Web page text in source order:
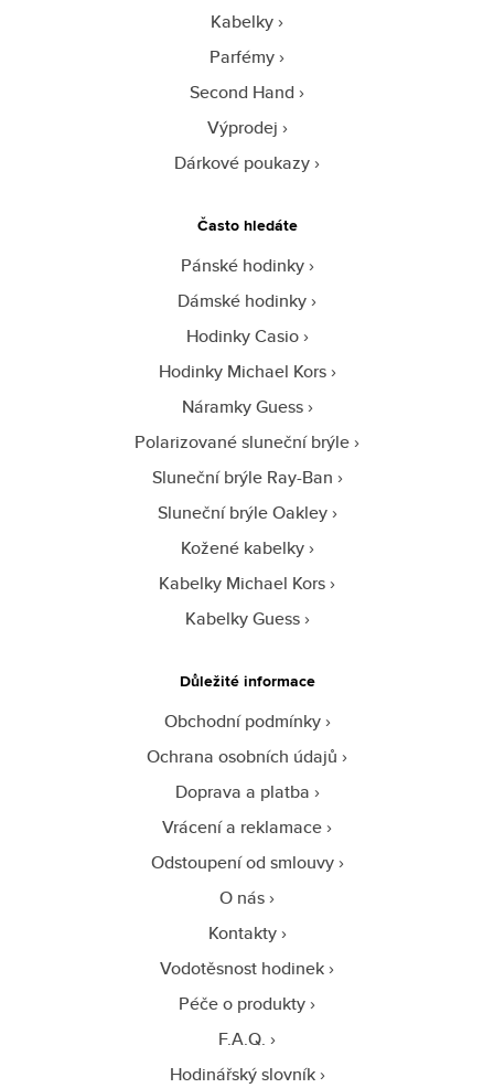
Kabelky
Parfémy
Second Hand
Výprodej
Dárkové poukazy
Často hledáte
Pánské hodinky
Dámské hodinky
Hodinky Casio
Hodinky Michael Kors
Náramky Guess
Polarizované sluneční brýle
Sluneční brýle Ray-Ban
Sluneční brýle Oakley
Kožené kabelky
Kabelky Michael Kors
Kabelky Guess
Důležité informace
Obchodní podmínky
Ochrana osobních údajů
Doprava a platba
Vrácení a reklamace
Odstoupení od smlouvy
O nás
Kontakty
Vodotěsnost hodinek
Péče o produkty
F.A.Q.
Hodinářský slovník